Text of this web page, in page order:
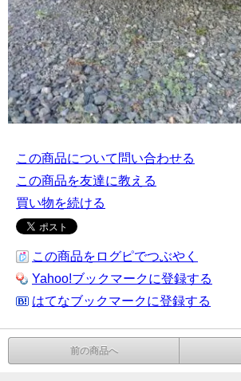
この商品について問い合わせる
この商品を友達に教える
買い物を続ける
この商品をログピでつぶやく
Yahoo!ブックマークに登録する
はてなブックマークに登録する
前の商品へ